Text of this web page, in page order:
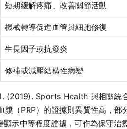
短期緩解疼痛、改善關節活動
機械轉導促進血管與細胞修復
生長因子或抗發炎
修補或減壓結構性病變
(2019). Sports Health 與相關統
漿（PRP）的證據則異質性高，
示中等程度證據，可作為保守治